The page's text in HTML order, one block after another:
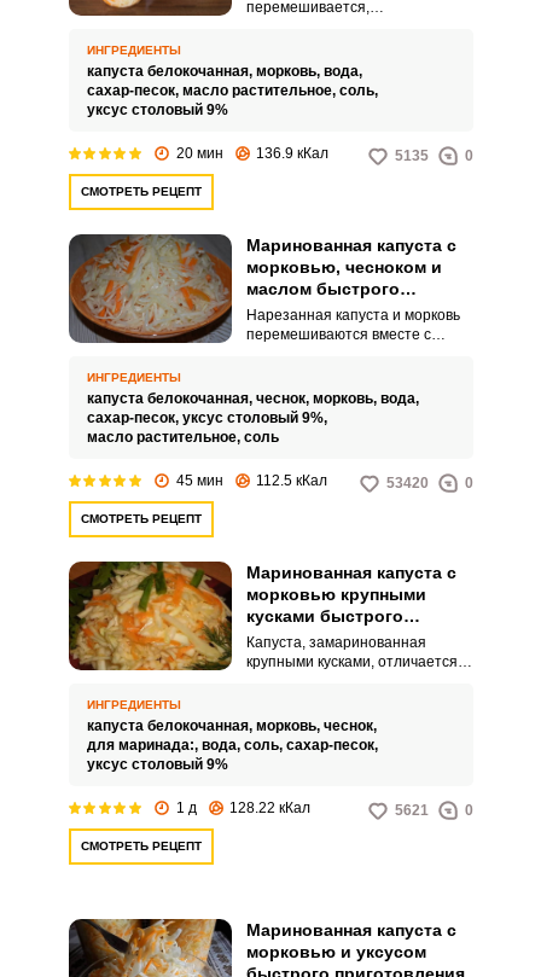
перемешивается,
сахара, растительного масла,
соли и уксуса. Получается очень
ИНГРЕДИЕНТЫ
капуста белокочанная, морковь, вода,
сахар-песок, масло растительное, соль,
уксус столовый 9%
20 мин 136.9 кКал 5135 0
СМОТРЕТЬ РЕЦЕПТ
Маринованная капуста с
морковью, чесноком и
маслом быстрого
приготовления
Нарезанная капуста и морковь
перемешиваются вместе с
сахара, уксуса и растительного
масла.
ИНГРЕДИЕНТЫ
капуста белокочанная, чеснок, морковь, вода,
сахар-песок, уксус столовый 9%,
масло растительное, соль
45 мин 112.5 кКал 53420 0
СМОТРЕТЬ РЕЦЕПТ
Маринованная капуста с
морковью крупными
кусками быстрого
приготовления
Капуста, замаринованная
крупными кусками, отличается
получается более хрустящей и
сочной, но требует большего
ИНГРЕДИЕНТЫ
капуста белокочанная, морковь, чеснок,
для маринада:, вода, соль, сахар-песок,
уксус столовый 9%
1 д 128.22 кКал 5621 0
СМОТРЕТЬ РЕЦЕПТ
Маринованная капуста с
морковью и уксусом